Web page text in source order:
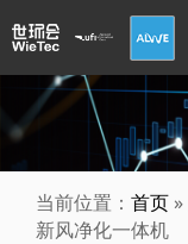
当前位置： 首页 »
新风净化一体机